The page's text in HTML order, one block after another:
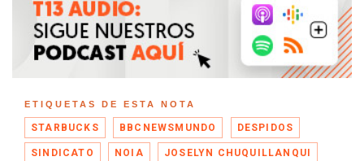
ETIQUETAS DE ESTA NOTA
STARBUCKS BBCNEWSMUNDO DESPIDOS
SINDICATO NOIA JOSELYN CHUQUILLANQUI